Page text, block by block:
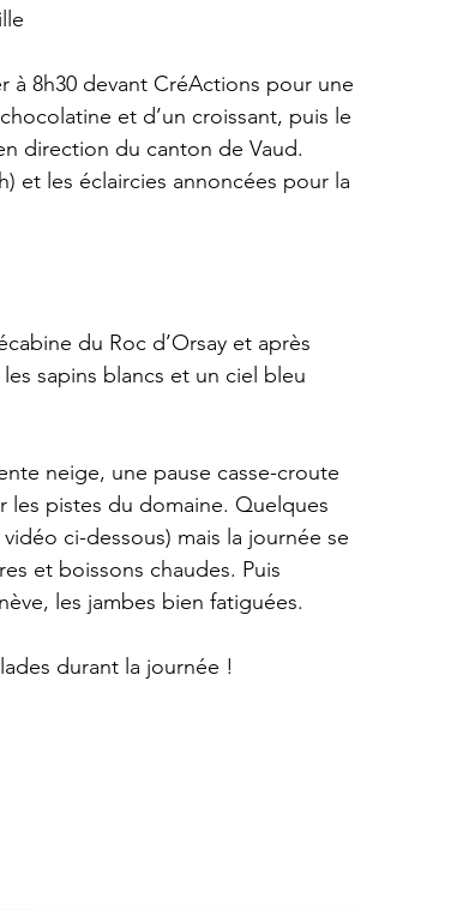
à 8h30 devant CréActions pour une
et d’un croissant, puis le
direction du canton de Vaud.
et les éclaircies annoncées pour la
du Roc d’Orsay et après
sapins blancs et un ciel bleu
neige, une pause casse-croute
les pistes du domaine. Quelques
ci-dessous) mais la journée se
et boissons chaudes. Puis
les jambes bien fatiguées.
durant la journée !